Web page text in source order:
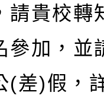
請貴校轉
參加，並
(差)假，